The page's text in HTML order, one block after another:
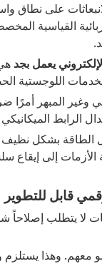
على نطاق
يعمل بجد
اللوجستية
وغير المبهر
الرابط
الأزمات إلى
قابل للتطوير
لا يتطلب